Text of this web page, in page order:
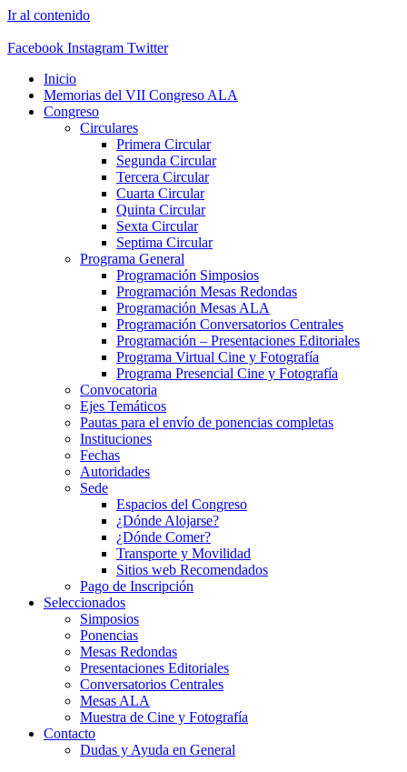
Ir al contenido
Facebook Instagram Twitter
Inicio
Memorias del VII Congreso ALA
Congreso
Circulares
Primera Circular
Segunda Circular
Tercera Circular
Cuarta Circular
Quinta Circular
Sexta Circular
Septima Circular
Programa General
Programación Simposios
Programación Mesas Redondas
Programación Mesas ALA
Programación Conversatorios Centrales
Programación – Presentaciones Editoriales
Programa Virtual Cine y Fotografía
Programa Presencial Cine y Fotografía
Convocatoria
Ejes Temáticos
Pautas para el envío de ponencias completas
Instituciones
Fechas
Autoridades
Sede
Espacios del Congreso
¿Dónde Alojarse?
¿Dónde Comer?
Transporte y Movilidad
Sitios web Recomendados
Pago de Inscripción
Seleccionados
Simposios
Ponencias
Mesas Redondas
Presentaciones Editoriales
Conversatorios Centrales
Mesas ALA
Muestra de Cine y Fotografía
Contacto
Dudas y Ayuda en General